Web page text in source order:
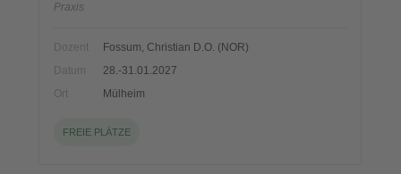
Praxis
Dozent
Fossum, Christian D.O. (NOR)
Datum
28.-31.01.2027
Ort
Mülheim
FREIE PLÄTZE